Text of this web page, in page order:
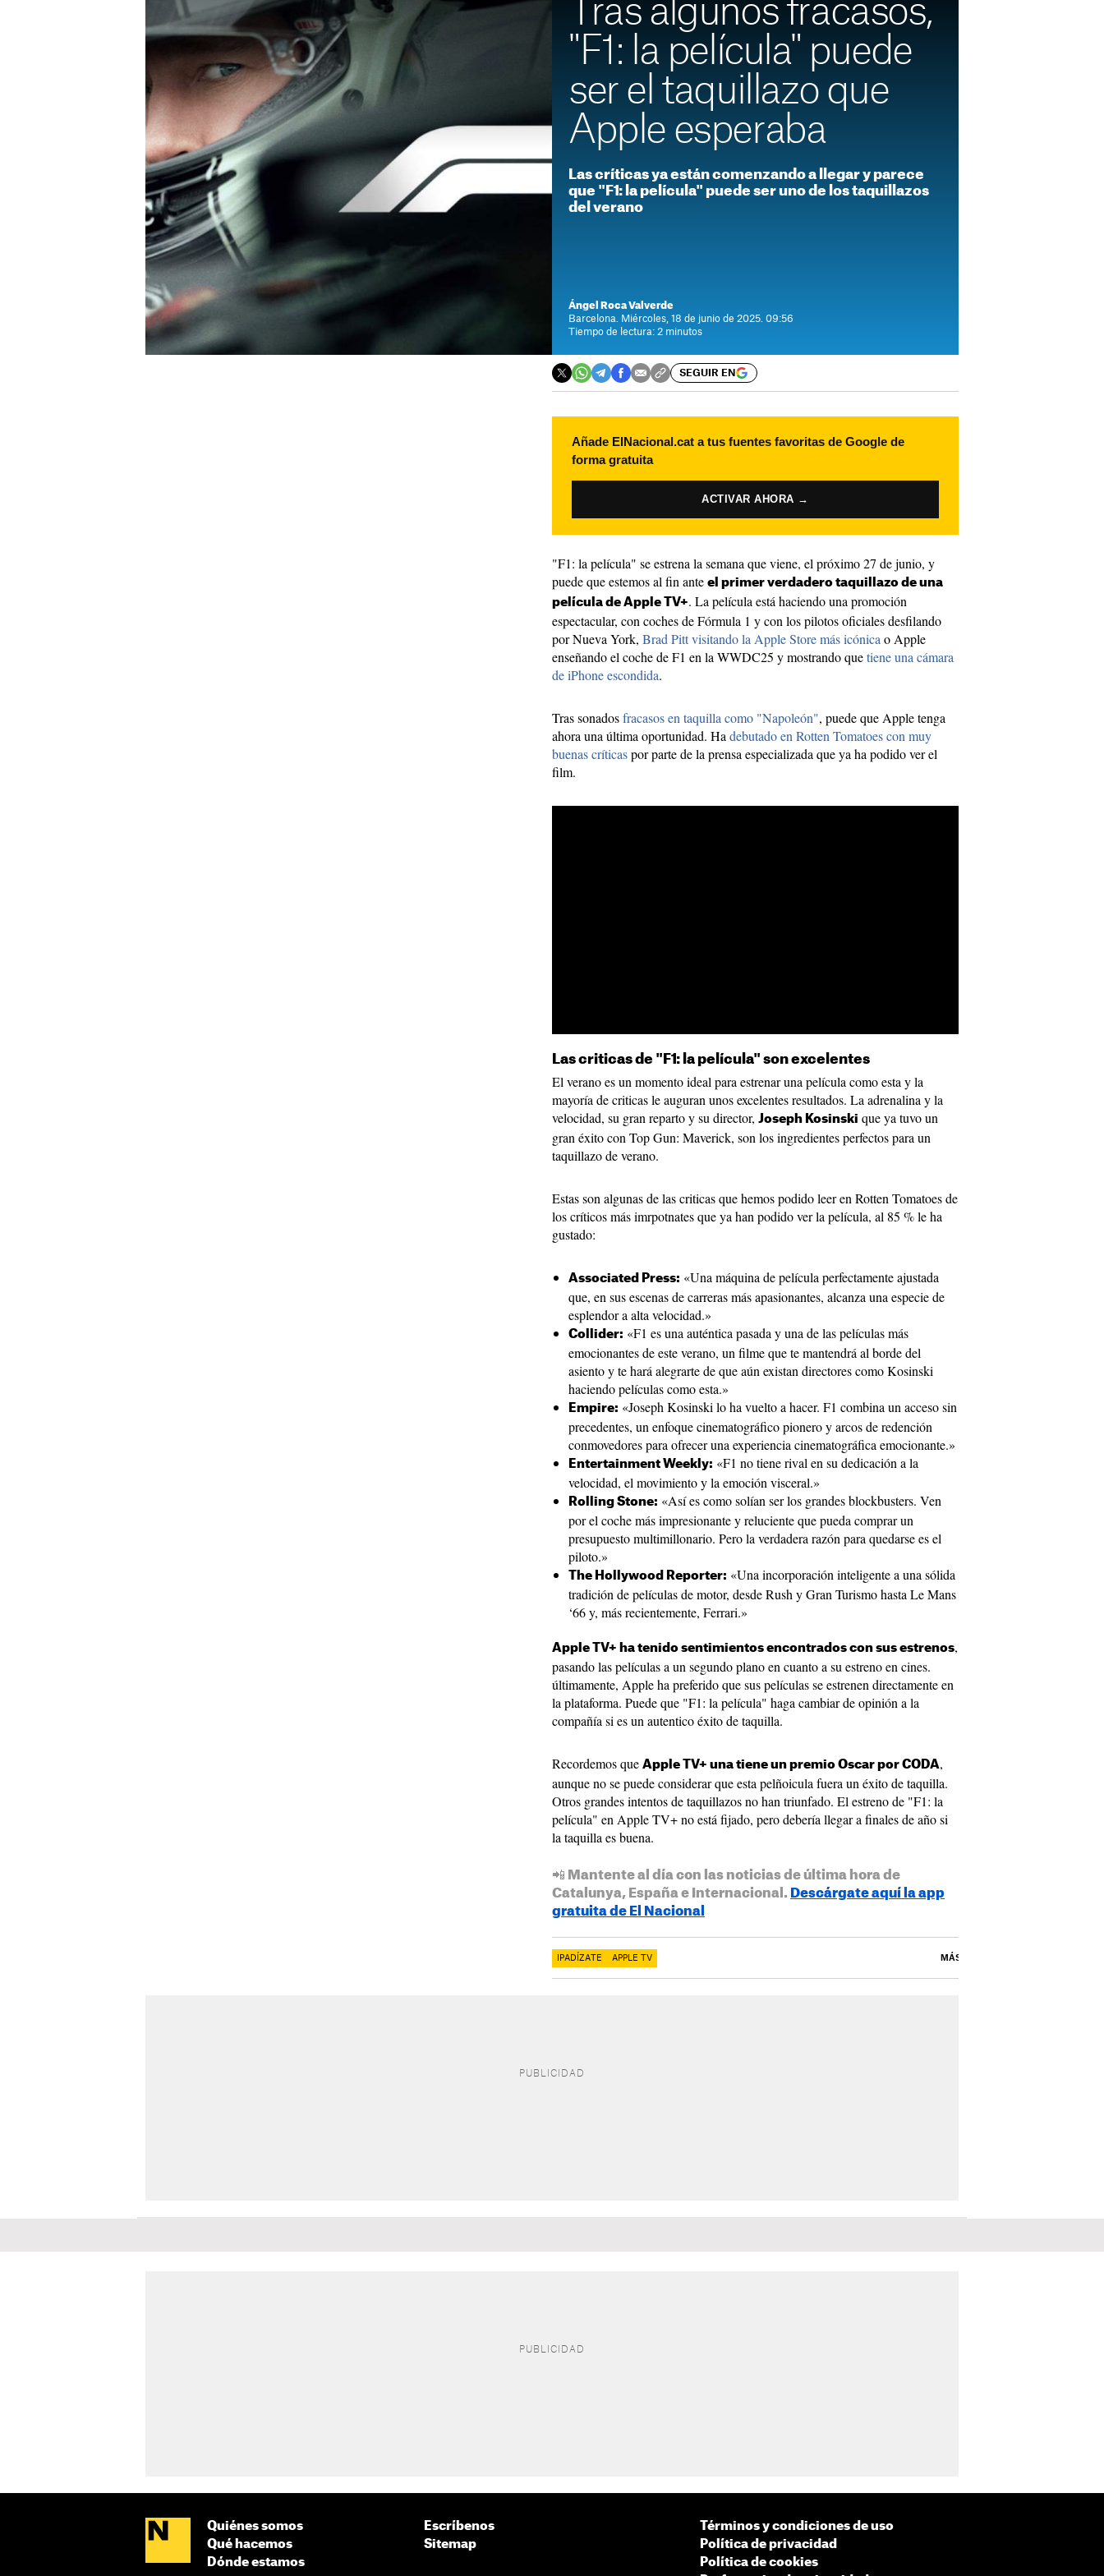
Tras algunos fracasos,
"F1: la película" puede
ser el taquillazo que
Apple esperaba
Las críticas ya están comenzando a llegar y parece
que "F1: la película" puede ser uno de los taquillazos
del verano
Ángel Roca Valverde
Barcelona. Miércoles, 18 de junio de 2025. 09:56
Tiempo de lectura: 2 minutos
SEGUIR EN
Añade ElNacional.cat a tus fuentes favoritas de Google de
forma gratuita
ACTIVAR AHORA →
"F1: la película" se estrena la semana que viene, el próximo 27 de junio, y
puede que estemos al fin ante el primer verdadero taquillazo de una
película de Apple TV+. La película está haciendo una promoción
espectacular, con coches de Fórmula 1 y con los pilotos oficiales desfilando
por Nueva York, Brad Pitt visitando la Apple Store más icónica o Apple
enseñando el coche de F1 en la WWDC25 y mostrando quetiene una cámara
de iPhone escondida.
Tras sonadosfracasos en taquilla como "Napoleón", puede que Apple tenga
ahora una última oportunidad. Ha debutado en Rotten Tomatoes con muy
buenas críticaspor parte de la prensa especializada que ya ha podido ver el
film.
Las criticas de "F1: la película" son excelentes
El verano es un momento ideal para estrenar una película como esta y la
mayoría de criticas le auguran unos excelentes resultados. La adrenalina y la
velocidad, su gran reparto y su director, Joseph Kosinski que ya tuvo un
gran éxito con Top Gun: Maverick, son los ingredientes perfectos para un
taquillazo de verano.
Estas son algunas de las criticas que hemos podido leer en Rotten Tomatoes de
los críticos más imrpotnates que ya han podido ver la película, al 85 % le ha
gustado:
Associated Press: «Una máquina de película perfectamente ajustada
que, en sus escenas de carreras más apasionantes, alcanza una especie de
esplendor a alta velocidad.»
Collider: «F1 es una auténtica pasada y una de las películas más
emocionantes de este verano, un filme que te mantendrá al borde del
asiento y te hará alegrarte de que aún existan directores como Kosinski
haciendo películas como esta.»
Empire: «Joseph Kosinski lo ha vuelto a hacer. F1 combina un acceso sin
precedentes, un enfoque cinematográfico pionero y arcos de redención
conmovedores para ofrecer una experiencia cinematográfica emocionante.»
Entertainment Weekly: «F1 no tiene rival en su dedicación a la
velocidad, el movimiento y la emoción visceral.»
Rolling Stone: «Así es como solían ser los grandes blockbusters. Ven
por el coche más impresionante y reluciente que pueda comprar un
presupuesto multimillonario. Pero la verdadera razón para quedarse es el
piloto.»
The Hollywood Reporter: «Una incorporación inteligente a una sólida
tradición de películas de motor, desde Rush y Gran Turismo hasta Le Mans
‘66 y, más recientemente, Ferrari.»
Apple TV+ ha tenido sentimientos encontrados con sus estrenos,
pasando las películas a un segundo plano en cuanto a su estreno en cines.
últimamente, Apple ha preferido que sus películas se estrenen directamente en
la plataforma. Puede que "F1: la película" haga cambiar de opinión a la
compañía si es un autentico éxito de taquilla.
Recordemos que Apple TV+ una tiene un premio Oscar por CODA,
aunque no se puede considerar que esta pelñoicula fuera un éxito de taquilla.
Otros grandes intentos de taquillazos no han triunfado. El estreno de "F1: la
película" en Apple TV+ no está fijado, pero debería llegar a finales de año si
la taquilla es buena.
📲 Mantente al día con las noticias de última hora de
Catalunya, España e Internacional. Descárgate aquí la app
gratuita de El Nacional
IPADÍZATE APPLE TV MÁS
Quiénes somos
Qué hacemos
Dónde estamos
Escríbenos
Sitemap
Términos y condiciones de uso
Política de privacidad
Política de cookies